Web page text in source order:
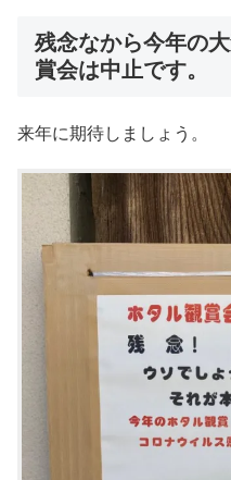
残念なから今年の
賞会は中止です。
来年に期待しましょう。